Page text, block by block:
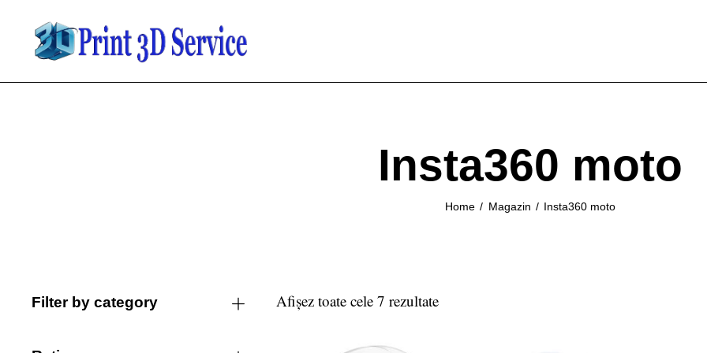
Insta360 moto
Home Magazin Insta360 moto
Afișez toate cele 7 rezultate
Filter by category